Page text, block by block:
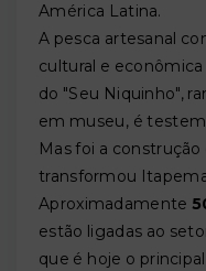
América Latina.
A pesca artesanal
cultural e
do "Seu Niquinho",
em museu, é
Mas foi a
transformou
Aproximadamente
estão ligadas ao
que é hoje o